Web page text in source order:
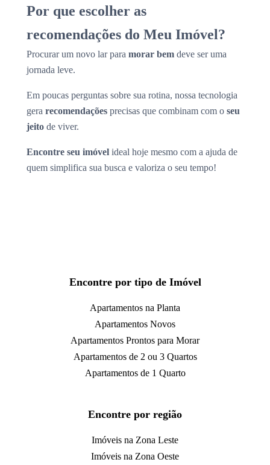
Por que escolher as
recomendações do Meu Imóvel?
Procurar um novo lar para morar bem deve ser uma
jornada leve.
Em poucas perguntas sobre sua rotina, nossa tecnologia
gera recomendações precisas que combinam com o seu
jeito de viver.
Encontre seu imóvel ideal hoje mesmo com a ajuda de
quem simplifica sua busca e valoriza o seu tempo!
Encontre por tipo de Imóvel
Apartamentos na Planta
Apartamentos Novos
Apartamentos Prontos para Morar
Apartamentos de 2 ou 3 Quartos
Apartamentos de 1 Quarto
Encontre por região
Imóveis na Zona Leste
Imóveis na Zona Oeste